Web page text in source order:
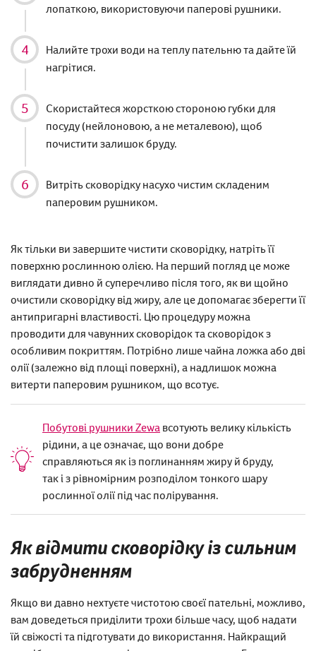
лопаткою, використовуючи паперові рушники.
Налийте трохи води на теплу пательню та дайте їй
нагрітися.
Скористайтеся жорсткою стороною губки для
посуду (нейлоновою, а не металевою), щоб
почистити залишок бруду.
Витріть сковорідку насухо чистим складеним
паперовим рушником.
Як тільки ви завершите чистити сковорідку, натріть її
поверхню рослинною олією. На перший погляд це може
виглядати дивно й суперечливо після того, як ви щойно
очистили сковорідку від жиру, але це допомагає зберегти її
антипригарні властивості. Цю процедуру можна
проводити для чавунних сковорідок та сковорідок з
особливим покриттям. Потрібно лише чайна ложка або дві
олії (залежно від площі поверхні), а надлишок можна
витерти паперовим рушником, що всотує.
Побутові рушники Zewa всотують велику кількість
рідини, а це означає, що вони добре
справляються як із поглинанням жиру й бруду,
так і з рівномірним розподілом тонкого шару
рослинної олії під час полірування.
Як відмити сковорідку із сильним
забрудненням
Якщо ви давно нехтуєте чистотою своєї пательні, можливо,
вам доведеться приділити трохи більше часу, щоб надати
їй свіжості та підготувати до використання. Найкращий